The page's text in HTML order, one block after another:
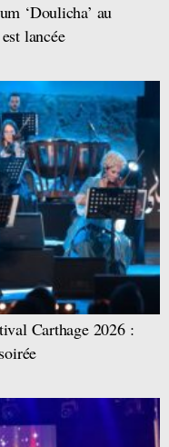
‘Doulicha’ au
lancée
Carthage 2026 :